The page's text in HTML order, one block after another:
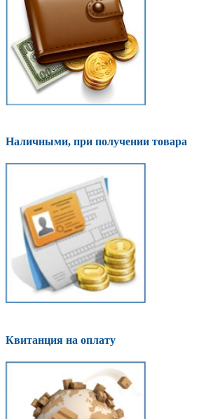
Наличными, при получении товара
Квитанция на оплату